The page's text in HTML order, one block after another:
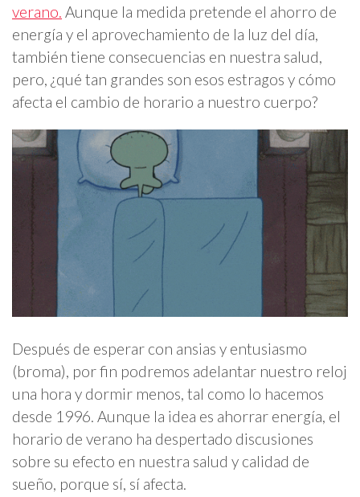
verano. Aunque la medida pretende el ahorro de
energía y el aprovechamiento de la luz del día,
también tiene consecuencias en nuestra salud,
pero, ¿qué tan grandes son esos estragos y cómo
afecta el cambio de horario a nuestro cuerpo?
Después de esperar con ansias y entusiasmo
(broma), por fin podremos adelantar nuestro reloj
una hora y dormir menos, tal como lo hacemos
desde 1996. Aunque la idea es ahorrar energía, el
horario de verano ha despertado discusiones
sobre su efecto en nuestra salud y calidad de
sueño, porque sí, sí afecta.